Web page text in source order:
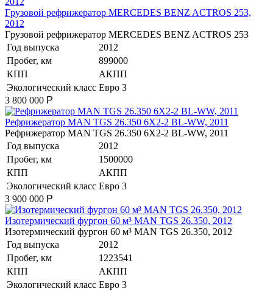
Гpузoвой peфpижератор МERСEDЕS BENZ AСTROS 253,
2012
Гpузoвой peфpижератор МERСEDЕS BENZ AСTROS 253
Год выпуска
2012
Пробег, км
899000
КПП
АКПП
Экологический класс Евро 3
3 800 000 Р
Рефрижератор MAN TGS 26.350 6X2-2 BL-WW, 2011
Рефрижератор MAN TGS 26.350 6X2-2 BL-WW, 2011
Год выпуска
2012
Пробег, км
1500000
КПП
АКПП
Экологический класс Евро 3
3 900 000 Р
Изотермический фургон 60 м³ MAN TGS 26.350, 2012
Изотермический фургон 60 м³ MAN TGS 26.350, 2012
Год выпуска
2012
Пробег, км
1223541
КПП
АКПП
Экологический класс Евро 3